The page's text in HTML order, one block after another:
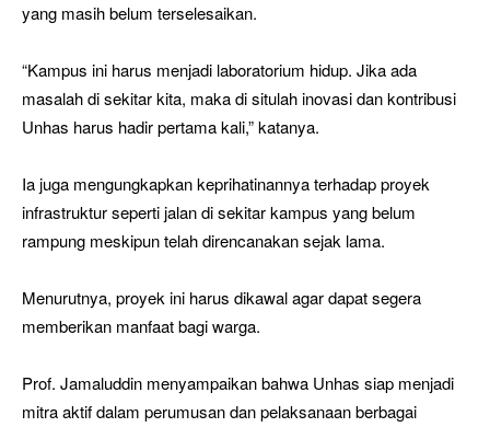
yang masih belum terselesaikan.
“Kampus ini harus menjadi laboratorium hidup. Jika ada
masalah di sekitar kita, maka di situlah inovasi dan kontribusi
Unhas harus hadir pertama kali,” katanya.
Ia juga mengungkapkan keprihatinannya terhadap proyek
infrastruktur seperti jalan di sekitar kampus yang belum
rampung meskipun telah direncanakan sejak lama.
Menurutnya, proyek ini harus dikawal agar dapat segera
memberikan manfaat bagi warga.
Prof. Jamaluddin menyampaikan bahwa Unhas siap menjadi
mitra aktif dalam perumusan dan pelaksanaan berbagai